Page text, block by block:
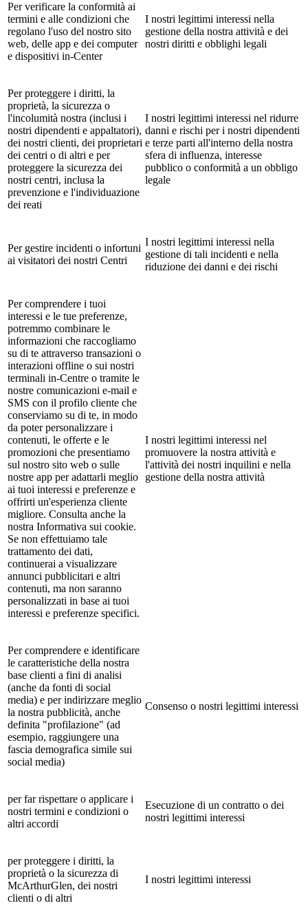
Per verificare la conformità ai
termini e alle condizioni che
regolano l'uso del nostro sito
web, delle app e dei computer
e dispositivi in-Center
I nostri legittimi interessi nella
gestione della nostra attività e dei
nostri diritti e obblighi legali
Per proteggere i diritti, la
proprietà, la sicurezza o
l'incolumità nostra (inclusi i
nostri dipendenti e appaltatori),
dei nostri clienti, dei proprietari
dei centri o di altri e per
proteggere la sicurezza dei
nostri centri, inclusa la
prevenzione e l'individuazione
dei reati
I nostri legittimi interessi nel ridurre
danni e rischi per i nostri dipendenti
e terze parti all'interno della nostra
sfera di influenza, interesse
pubblico o conformità a un obbligo
legale
Per gestire incidenti o infortuni
ai visitatori dei nostri Centri
I nostri legittimi interessi nella
gestione di tali incidenti e nella
riduzione dei danni e dei rischi
Per comprendere i tuoi
interessi e le tue preferenze,
potremmo combinare le
informazioni che raccogliamo
su di te attraverso transazioni o
interazioni offline o sui nostri
terminali in-Centre o tramite le
nostre comunicazioni e-mail e
SMS con il profilo cliente che
conserviamo su di te, in modo
da poter personalizzare i
contenuti, le offerte e le
promozioni che presentiamo
sul nostro sito web o sulle
nostre app per adattarli meglio
ai tuoi interessi e preferenze e
offrirti un'esperienza cliente
migliore. Consulta anche la
nostra Informativa sui cookie.
Se non effettuiamo tale
trattamento dei dati,
continuerai a visualizzare
annunci pubblicitari e altri
contenuti, ma non saranno
personalizzati in base ai tuoi
interessi e preferenze specifici.
I nostri legittimi interessi nel
promuovere la nostra attività e
l'attività dei nostri inquilini e nella
gestione della nostra attività
Per comprendere e identificare
le caratteristiche della nostra
base clienti a fini di analisi
(anche da fonti di social
media) e per indirizzare meglio
la nostra pubblicità, anche
definita "profilazione" (ad
esempio, raggiungere una
fascia demografica simile sui
social media)
Consenso o nostri legittimi interessi
per far rispettare o applicare i
nostri termini e condizioni o
altri accordi
Esecuzione di un contratto o dei
nostri legittimi interessi
per proteggere i diritti, la
proprietà o la sicurezza di
McArthurGlen, dei nostri
clienti o di altri
I nostri legittimi interessi